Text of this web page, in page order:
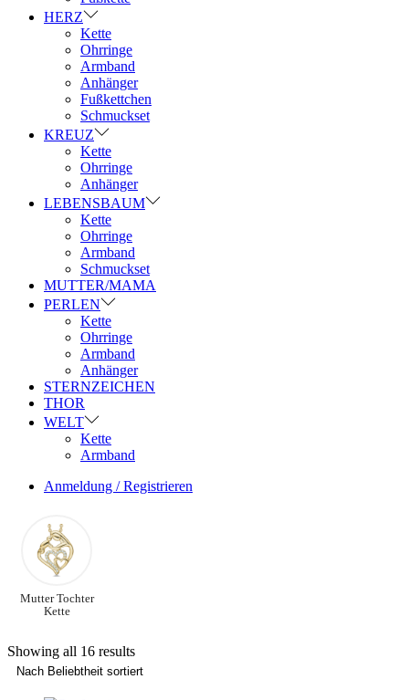
HERZ
Kette
Ohrringe
Armband
Anhänger
Fußkettchen
Schmuckset
KREUZ
Kette
Ohrringe
Anhänger
LEBENSBAUM
Kette
Ohrringe
Armband
Schmuckset
MUTTER/MAMA
PERLEN
Kette
Ohrringe
Armband
Anhänger
STERNZEICHEN
THOR
WELT
Kette
Armband
Anmeldung / Registrieren
Mutter Tochter
Kette
Showing all 16 results